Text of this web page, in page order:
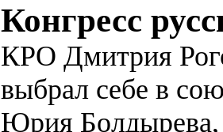
Конгресс
КРО Дмитрия
выбрал себе в
Юрия Болдырева,